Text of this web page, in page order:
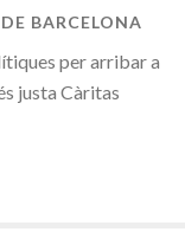
BARCELONA
per arribar a
justa Càritas